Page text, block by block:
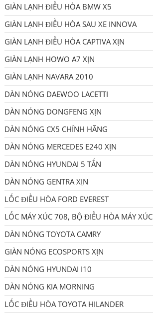
GIÀN LẠNH ĐIỀU HÒA BMW X5
GIÀN LẠNH ĐIỀU HÒA SAU XE INNOVA
GIÀN LẠNH ĐIỀU HÒA CAPTIVA XỊN
GIÀN LẠNH HOWO A7 XỊN
GIÀN LẠNH NAVARA 2010
DÀN NÓNG DAEWOO LACETTI
DÀN NÓNG DONGFENG XỊN
DÀN NÓNG CX5 CHÍNH HÃNG
DÀN NÓNG MERCEDES E240 XỊN
DÀN NÓNG HYUNDAI 5 TẤN
DÀN NÓNG GENTRA XỊN
LỐC ĐIỀU HÒA FORD EVEREST
LỐC MÁY XÚC 708, BỘ ĐIỀU HÒA MÁY XÚC
DÀN NÓNG TOYOTA CAMRY
GIÀN NÓNG ECOSPORTS XỊN
DÀN NÓNG HYUNDAI I10
DÀN NÓNG KIA MORNING
LỐC ĐIỀU HÒA TOYOTA HILANDER